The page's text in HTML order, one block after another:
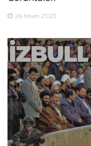
26 Nisan 2023